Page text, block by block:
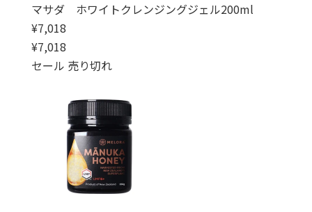
マサダ ホワイトクレンジングジェル200ml
通常価格
¥7,018
通常価格
セール価格
¥7,018
セール 売り切れ